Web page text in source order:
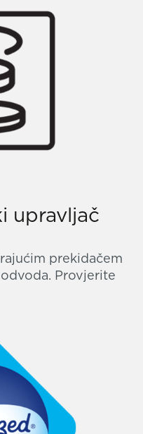
upravljač
prekidačem
Provjerite